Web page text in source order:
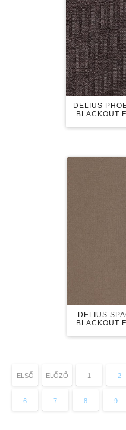
DELIUS
BLACKOUT
DELIUS
BLACKOUT
ELSŐ ELŐZŐ 1 2
6 7 8 9